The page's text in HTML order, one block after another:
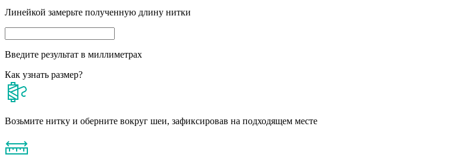
Линейкой замерьте полученную длину нитки
Введите результат в миллиметрах
Как узнать размер?
Возьмите нитку и оберните вокруг шеи, зафиксировав на подходящем месте